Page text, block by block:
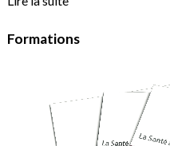
Formations